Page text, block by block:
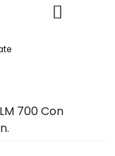
700 Con